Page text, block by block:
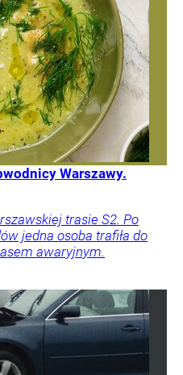
Warszawy.
trasie S2. Po
jedna osoba trafiła do
awaryjnym.